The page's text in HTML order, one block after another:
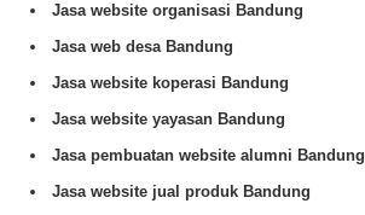
Jasa website organisasi Bandung
Jasa web desa Bandung
Jasa website koperasi Bandung
Jasa website yayasan Bandung
Jasa pembuatan website alumni Bandung
Jasa website jual produk Bandung